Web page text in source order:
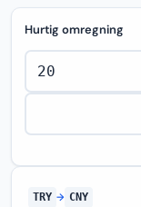
Hurtig omregning
TRY → CNY